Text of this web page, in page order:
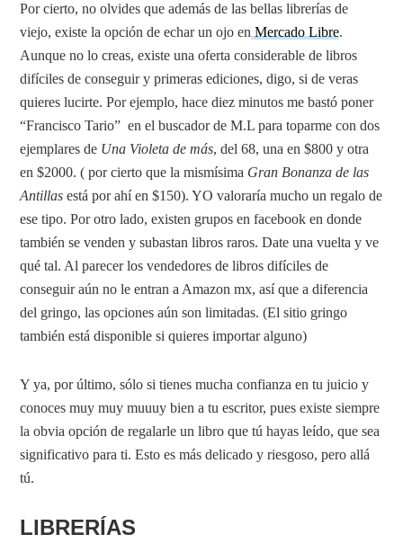
Por cierto, no olvides que además de las bellas librerías de
viejo, existe la opción de echar un ojo en Mercado Libre.
Aunque no lo creas, existe una oferta considerable de libros
difíciles de conseguir y primeras ediciones, digo, si de veras
quieres lucirte. Por ejemplo, hace diez minutos me bastó poner
“Francisco Tario” en el buscador de M.L para toparme con dos
ejemplares de Una Violeta de más, del 68, una en $800 y otra
en $2000. ( por cierto que la mismísima Gran Bonanza de las
Antillasestá por ahí en $150). YO valoraría mucho un regalo de
ese tipo. Por otro lado, existen grupos en facebook en donde
también se venden y subastan libros raros. Date una vuelta y ve
qué tal. Al parecer los vendedores de libros difíciles de
conseguir aún no le entran a Amazon mx, así que a diferencia
del gringo, las opciones aún son limitadas. (El sitio gringo
también está disponible si quieres importar alguno)
Y ya, por último, sólo si tienes mucha confianza en tu juicio y
conoces muy muy muuuy bien a tu escritor, pues existe siempre
la obvia opción de regalarle un libro que tú hayas leído, que sea
significativo para ti. Esto es más delicado y riesgoso, pero allá
tú.
LIBRERÍAS